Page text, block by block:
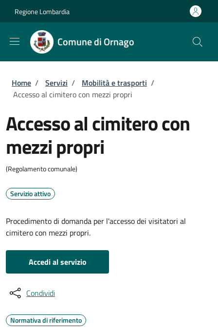
Regione Lombardia
Comune di Ornago
Briciole di pane
Home / Servizi / Mobilità e trasporti /
Accesso al cimitero con mezzi propri
Accesso al cimitero con
mezzi propri
(Regolamento comunale)
Servizio attivo
Procedimento di domanda per l'accesso dei visitatori al
cimitero con mezzi propri.
Accedi al servizio
Condividi
Normativa di riferimento